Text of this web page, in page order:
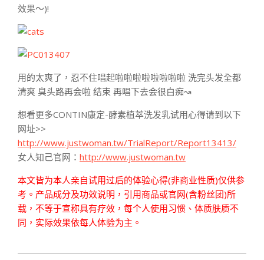
效果～)!
用的太爽了，忍不住唱起啦啦啦啦啦啦啦啦 洗完头发全都
清爽 臭头路再会啦 结束 再唱下去会很白痴↝
想看更多CONTIN康定-酵素植萃洗发乳试用心得请到以下
网址>>
http://www.justwoman.tw/TrialReport/Report13413/
女人知己官网： http://www.justwoman.tw
本文皆为本人亲自试用过后的体验心得(非商业性质)仅供参
考。产品成分及功效说明，引用商品或官网(含粉丝团)所
载，不等于宣称具有疗效，每个人使用习惯、体质肤质不
同，实际效果依每人体验为主。